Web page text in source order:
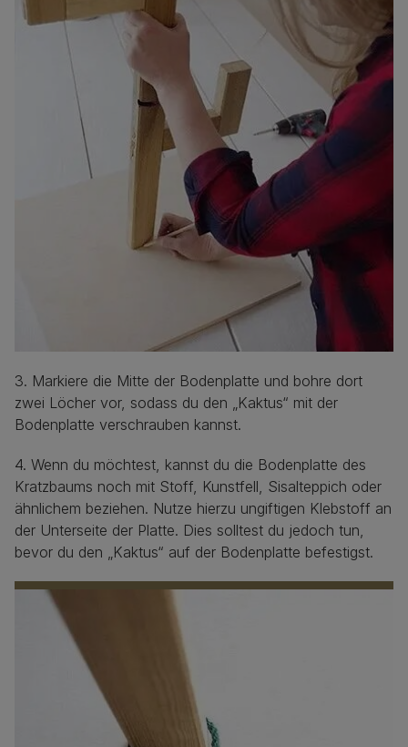
3. Markiere die Mitte der Bodenplatte und bohre dort
zwei Löcher vor, sodass du den „Kaktus“ mit der
Bodenplatte verschrauben kannst.
4. Wenn du möchtest, kannst du die Bodenplatte des
Kratzbaums noch mit Stoff, Kunstfell, Sisalteppich oder
ähnlichem beziehen. Nutze hierzu ungiftigen Klebstoff an
der Unterseite der Platte. Dies solltest du jedoch tun,
bevor du den „Kaktus“ auf der Bodenplatte befestigst.